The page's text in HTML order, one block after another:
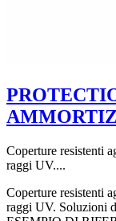
Coperture resistenti
raggi UV....
Coperture resistenti
raggi UV. Soluzioni